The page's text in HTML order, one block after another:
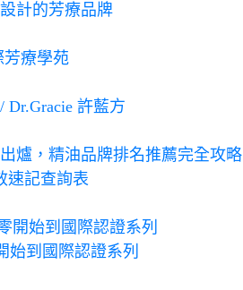
計的芳療品牌
芳療學苑
許藍方
爐，精油品牌排名推薦完全攻略
速記查詢表
開始到國際認證系列
到國際認證系列